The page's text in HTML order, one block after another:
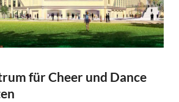
für Cheer und Dance